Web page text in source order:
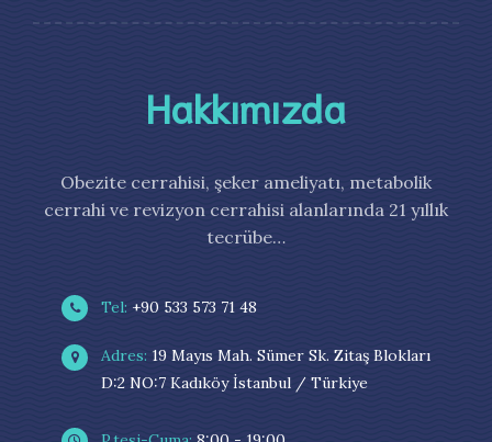
Hakkımızda
Obezite cerrahisi, şeker ameliyatı, metabolik
cerrahi ve revizyon cerrahisi alanlarında 21 yıllık
tecrübe…
Tel: +90 533 573 71 48
Adres: 19 Mayıs Mah. Sümer Sk. Zitaş Blokları
D:2 NO:7 Kadıköy İstanbul / Türkiye